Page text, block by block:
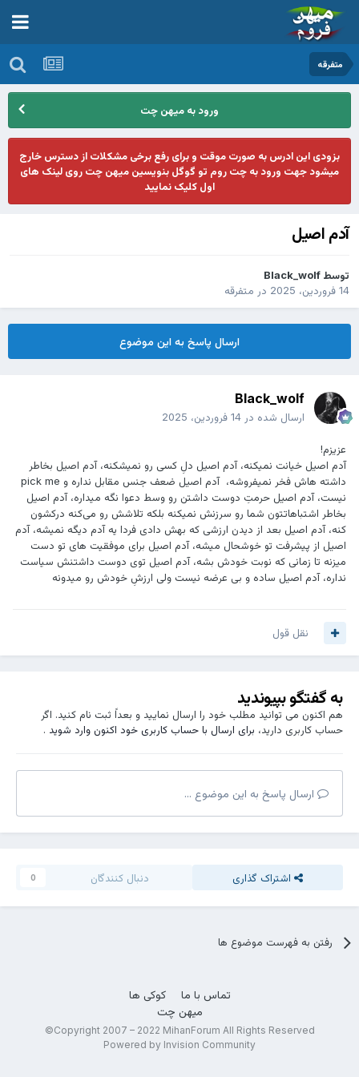
متفرقه
ورود به میهن چت
بزودی این ادرس به صورت موقت و برای رفع برخی مشکلات از دسترس خارج
میشود جهت ورود به چت روم تو گوگل بنویسین میهن چت روی لینک های
اول کلیک نمایید
آدم اصیل
توسط Black_wolf
14 فروردین، 2025
در متفرقه
ارسال پاسخ به این موضوع
Black_wolf
ارسال شده در 14 فروردین، 2025
عزیزم!
آدم اصیل خیانت نمیکنه، آدم اصیل دلِ کسی رو نمیشکنه، آدم اصیل بخاطر
داشته هاش فخر نمیفروشه، آدم اصیل ضعف جنس مقابل نداره و pick me
نیست، آدم اصیل حرمتِ دوست داشتن رو وسط دعوا نگه میداره، آدم اصیل
بخاطر اشتباهاتتون شما رو سرزنش نمیکنه بلکه تلاشش رو می‌کنه درکشون
کنه، آدم اصیل بعد از دیدن ارزشی که بهش دادی فردا یه آدم دیگه نمیشه، آدم
اصیل از پیشرفت تو خوشحال میشه، آدم اصیل برای موفقیت های تو دست
میزنه تا زمانی که نوبت خودش بشه، آدم اصیل توی دوست داشتنش سیاست
نداره، آدم اصیل ساده و بی عرضه نیست ولی ارزشِ خودش رو میدونه
نقل قول
به گفتگو بپیوندید
هم اکنون می توانید مطلب خود را ارسال نمایید و بعداً ثبت نام کنید. اگر
حساب کاربری دارید، برای ارسال با حساب کاربری خود اکنون وارد شوید.
ارسال پاسخ به این موضوع ...
اشتراک گذاری دنبال کنندگان 0
رفتن به فهرست موضوع ها
تماس با ما
کوکی ها
میهن چت
Copyright 2007 – 2022 MihanForum All Rights Reserved©
Powered by Invision Community